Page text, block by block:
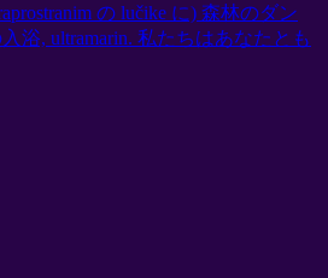
の lučike に) 森林のダン
浴, ultramarin. 私たちはあなたとも